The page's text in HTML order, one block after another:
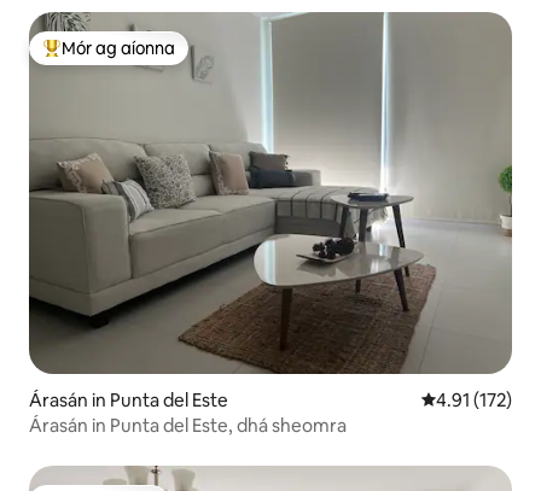
An-mhór ag aíonna
Mór ag aíonna
Árasán in Punta del Este Meánrátáil
4.91 (172)
Árasán in Punta del Este, dhá sheomra